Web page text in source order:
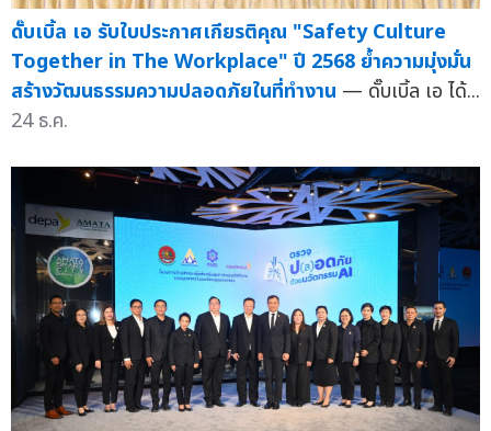
ดั๊บเบิ้ล เอ รับใบประกาศเกียรติคุณ "Safety Culture
Together in The Workplace" ปี 2568 ย้ำความมุ่งมั่น
สร้างวัฒนธรรมความปลอดภัยในที่ทำงาน — ดั๊บเบิ้ล เอ ได้...
24 ธ.ค.